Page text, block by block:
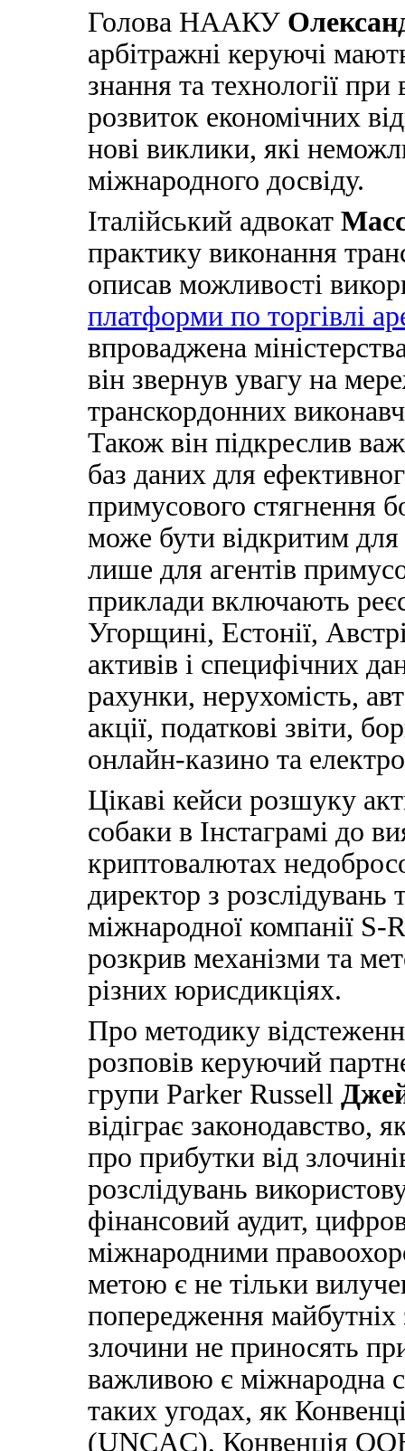
Голова НААКУ
арбітражні керуючі
знання та технології при
розвиток економічних
нові виклики, які
міжнародного досвіду.
Італійський адвокат
практику виконання
описав можливості
платформи по торгівлі
впроваджена
він звернув увагу на
транскордонних
Також він підкреслив
баз даних для
примусового стягнення
може бути відкритим
лише для агентів
приклади включають
Угорщині, Естонії,
активів і специфічних
рахунки, нерухомість,
акції, податкові звіти,
онлайн-казино та
Цікаві кейси розшуку
собаки в Інстаграмі до
криптовалютах
директор з розслідувань
міжнародної компанії S-
розкрив механізми та
різних юрисдикціях.
Про методику
розповів керуючий
групи Parker Russell
відіграє законодавство,
про прибутки від
розслідувань
фінансовий аудит,
міжнародними
метою є не тільки
попередження
злочини не приносять
важливою є міжнародна
таких угодах, як
(UNCAC), Конвенція